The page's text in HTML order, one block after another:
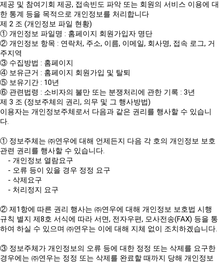
제공 및 참여기회 제공, 접속빈도 파악 또는 회원의 서비스 이용에 대
한 통계 등을 목적으로 개인정보를 처리합니다
제 2 조 (개인정보 파일 현황)
① 개인정보 파일명 : 홈페이지 회원가입자 명단
② 개인정보 항목 : 연락처, 주소, 이름, 이메일, 회사명, 접속 로그, 거
주지역
③ 수집방법 : 홈페이지
④ 보유근거 : 홈페이지 회원가입 및 탈퇴
⑤ 보유기간 : 10년
⑥ 관련법령 : 소비자의 불만 또는 분쟁처리에 관한 기록 : 3년
제 3 조 (정보주체의 권리, 의무 및 그 행사방법)
이용자는 개인정보주체로서 다음과 같은 권리를 행사할 수 있습니
다.
① 정보주체는 ㈜연우에 대해 언제든지 다음 각 호의 개인정보 보호
관련 권리를 행사할 수 있습니다.
- 개인정보 열람요구
- 오류 등이 있을 경우 정정 요구
- 삭제요구
- 처리정지 요구
② 제1항에 따른 권리 행사는 ㈜연우에 대해 개인정보 보호법 시행
규칙 별지 제8호 서식에 따라 서면, 전자우편, 모사전송(FAX) 등을 통
하여 하실 수 있으며 ㈜연우는 이에 대해 지체 없이 조치하겠습니다.
③ 정보주체가 개인정보의 오류 등에 대한 정정 또는 삭제를 요구한
경우에는 ㈜연우는 정정 또는 삭제를 완료할 때까지 당해 개인정보